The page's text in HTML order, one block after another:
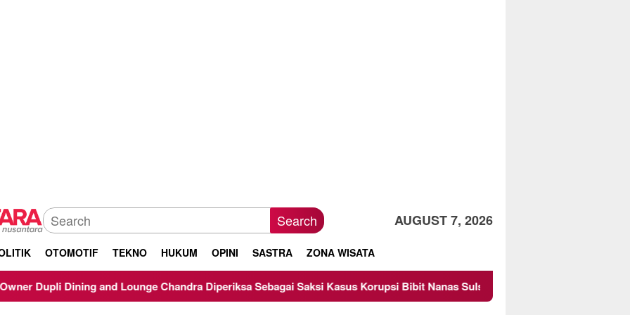
Search AUGUST 7, 2026
OTOMOTIF TEKNO HUKUM OPINI SASTRA ZONA WISATA
Chandra Diperiksa Sebagai Saksi Kasus Korupsi Bibit Nanas Sulsel Rp 52,4 Miliar Pemkot Malang Diingatkan